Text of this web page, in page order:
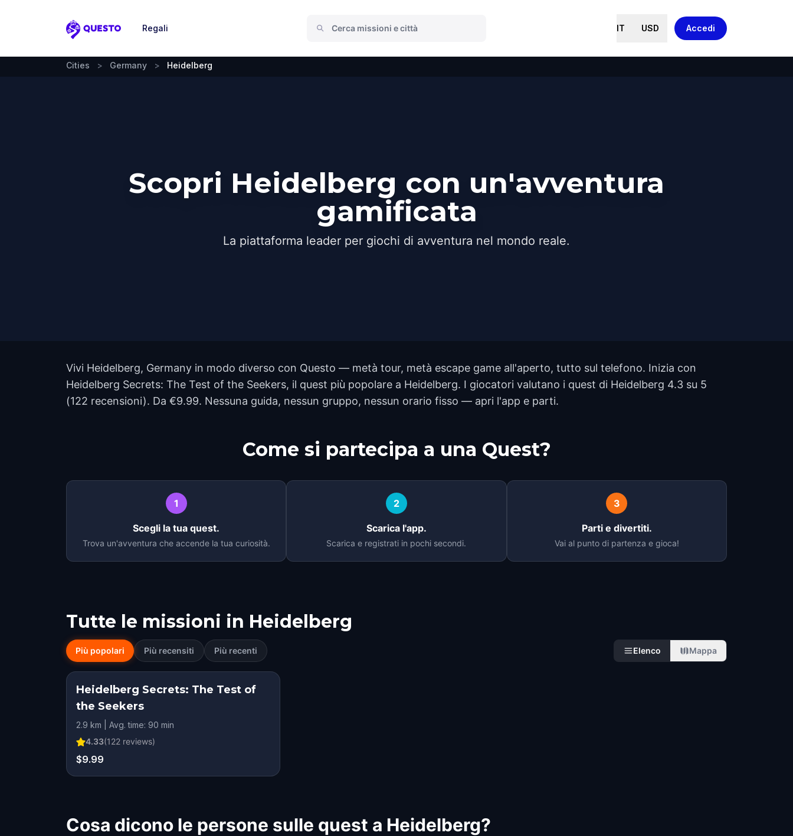
Questo
Regali IT USD Accedi
Cities > Germany > Heidelberg
Scopri Heidelberg con un'avventura
gamificata
La piattaforma leader per giochi di avventura nel mondo reale.
Vivi Heidelberg, Germany in modo diverso con Questo — metà tour, metà escape game all'aperto, tutto sul telefono. Inizia con
Heidelberg Secrets: The Test of the Seekers, il quest più popolare a Heidelberg. I giocatori valutano i quest di Heidelberg 4.3 su 5
(122 recensioni). Da €9.99. Nessuna guida, nessun gruppo, nessun orario fisso — apri l'app e parti.
Come si partecipa a una Quest?
1
Scegli la tua quest.
Trova un'avventura che accende la tua curiosità.
2
Scarica l'app.
Scarica e registrati in pochi secondi.
3
Parti e divertiti.
Vai al punto di partenza e gioca!
Tutte le missioni in Heidelberg
Più popolari Più recensiti Più recenti Elenco Mappa
Heidelberg Secrets: The Test of
the Seekers
2.9 km | Avg. time: 90 min
4.33(122 reviews)
$9.99
Cosa dicono le persone sulle quest a Heidelberg?